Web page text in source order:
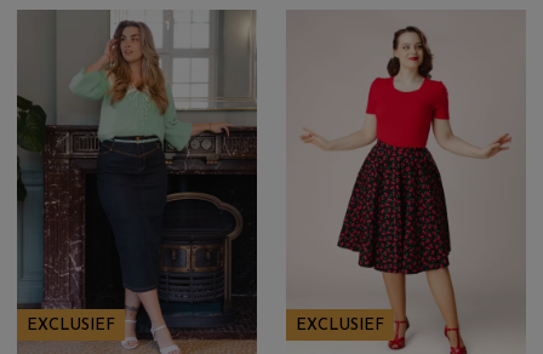
EXCLUSIEF EXCLUSIEF